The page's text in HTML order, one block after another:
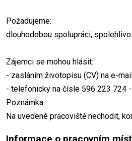
Požadujeme:
dlouhodobou spolupráci,
Zájemci se mohou hlásit:
- zasláním životopisu (CV) na e-
- telefonicky na čísle 596 223 724
Poznámka:
Na uvedené pracoviště nechodit,
Informace o pracovním